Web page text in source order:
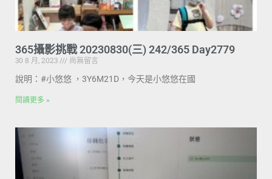
365攝影挑戰 20230830(三) 242/365 Day2779
30 8 月, 2023
尚無留言
說明：#小悠悠 ，3Y6M21D，今天是小悠悠在國
閱讀更多 »